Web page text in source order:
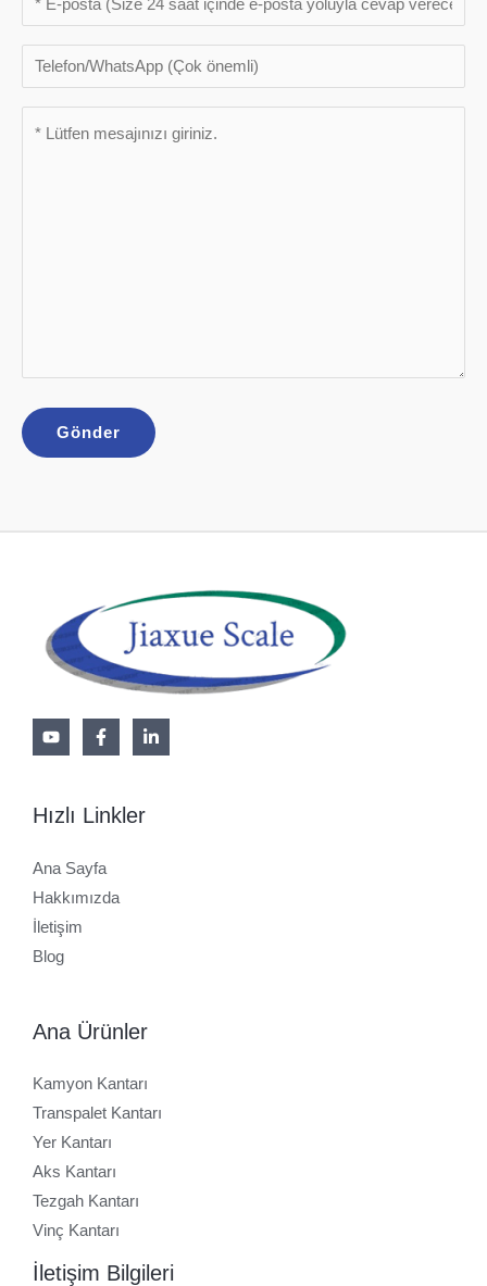
Hızlı Linkler
Ana Sayfa
Hakkımızda
İletişim
Blog
Ana Ürünler
Kamyon Kantarı
Transpalet Kantarı
Yer Kantarı
Aks Kantarı
Tezgah Kantarı
Vinç Kantarı
İletişim Bilgileri